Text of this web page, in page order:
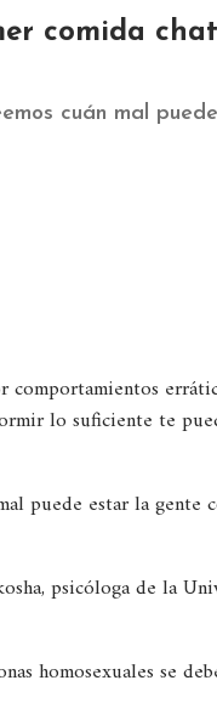
comida
cuán mal
lo suficiente te
puede estar la
psicóloga de la
homosexuales se